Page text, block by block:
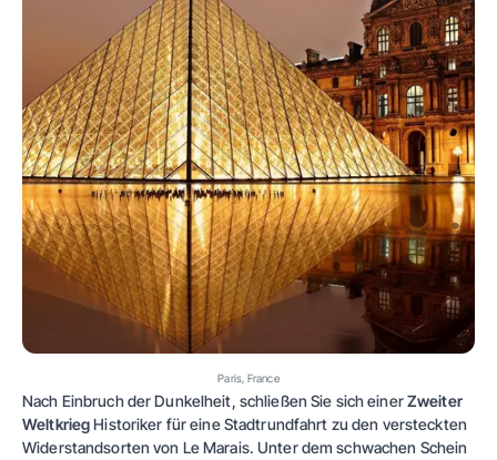
Paris, France
Nach Einbruch der Dunkelheit, schließen Sie sich einerZweiter
WeltkriegHistoriker für eine Stadtrundfahrt zu den versteckten
Widerstandsorten von Le Marais. Unter dem schwachen Schein